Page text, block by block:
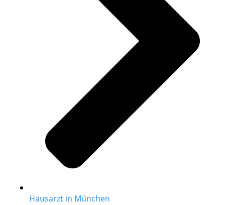
Hausarzt in München